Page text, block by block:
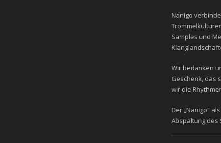
Nanigo
Samples und
Wir bedanken
Geschenk, das
wir die
Der „Nanigo“
Abspaltung des